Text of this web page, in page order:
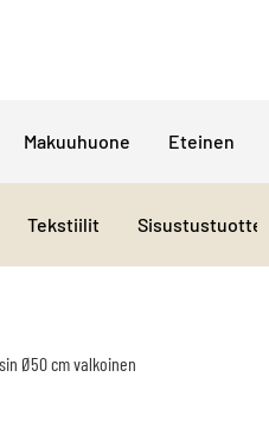
Makuuhuone Eteinen
Tekstiilit